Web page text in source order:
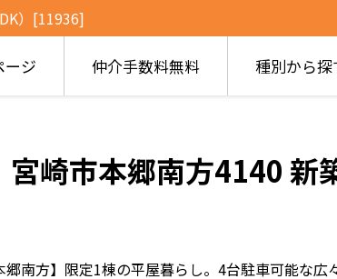
）[11936]
ージ 仲介手数料無料 種別から探
宮崎市本郷南方4140 新
南方】限定1棟の平屋暮らし。4台駐車可能な広